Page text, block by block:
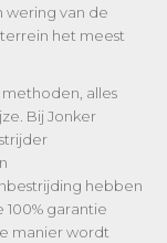
wering van de
het meest
alles
Bij Jonker
hebben
100% garantie
manier wordt